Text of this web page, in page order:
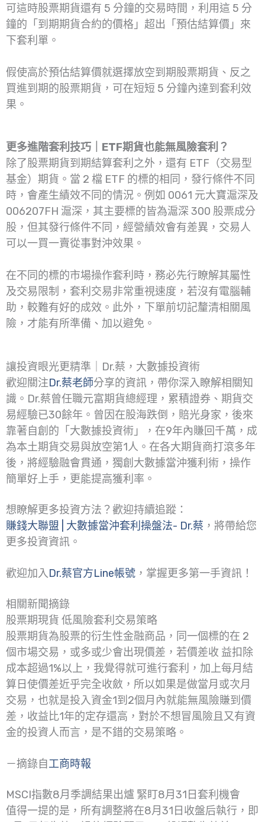
可這時股票期貨還有 5 分鐘的交易時間，利用這 5 分
鐘的「到期期貨合約的價格」超出「預估結算價」來
下套利單。
假使高於預估結算價就選擇放空到期股票期貨、反之
買進到期的股票期貨，可在短短 5 分鐘內達到套利效
果。
更多進階套利技巧｜ETF期貨也能無風險套利？
除了股票期貨到期結算套利之外，還有 ETF（交易型
基金）期貨。當 2 檔 ETF 的標的相同，發行條件不同
時，會產生績效不同的情況。例如 0061 元大寶滬深及
006207FH 滬深，其主要標的皆為滬深 300 股票成分
股，但其發行條件不同，經營績效會有差異，交易人
可以一買一賣從事對沖效果。
在不同的標的市場操作套利時，務必先行瞭解其屬性
及交易限制，套利交易非常重視速度，若沒有電腦輔
助，較難有好的成效。此外，下單前切記釐清相關風
險，才能有所準備、加以避免。
讓投資眼光更精準｜Dr.蔡，大數據投資術
歡迎關注Dr.蔡老師分享的資訊，帶你深入瞭解相關知
識。Dr.蔡曾任職元富期貨總經理，累積證券、期貨交
易經驗已30餘年。曾因在股海跌倒，賠光身家，後來
靠著自創的「大數據投資術」，在9年內賺回千萬，成
為本土期貨交易與放空第1人。在各大期貨商打滾多年
後，將經驗融會貫通，獨創大數據當沖獲利術，操作
簡單好上手，更能提高獲利率。
想瞭解更多投資方法？歡迎持續追蹤：
賺錢大聯盟 | 大數據當沖套利操盤法- Dr.蔡 ，將帶給您
更多投資資訊。
歡迎加入Dr.蔡官方Line帳號 ，掌握更多第一手資訊！
相關新聞摘錄
股票期現貨 低風險套利交易策略
股票期貨為股票的衍生性金融商品，同一個標的在 2
個市場交易，或多或少會出現價差，若價差收 益扣除
成本超過1%以上，我覺得就可進行套利，加上每月結
算日使價差近乎完全收斂，所以如果是做當月或次月
交易，也就是投入資金1到2個月內就能無風險賺到價
差，收益比1年的定存還高，對於不想冒風險且又有資
金的投資人而言，是不錯的交易策略。
－摘錄自工商時報
MSCI指數8月季調結果出爐 緊盯8月31日套利機會
值得一提的是，所有調整將在8月31日收盤后執行，即